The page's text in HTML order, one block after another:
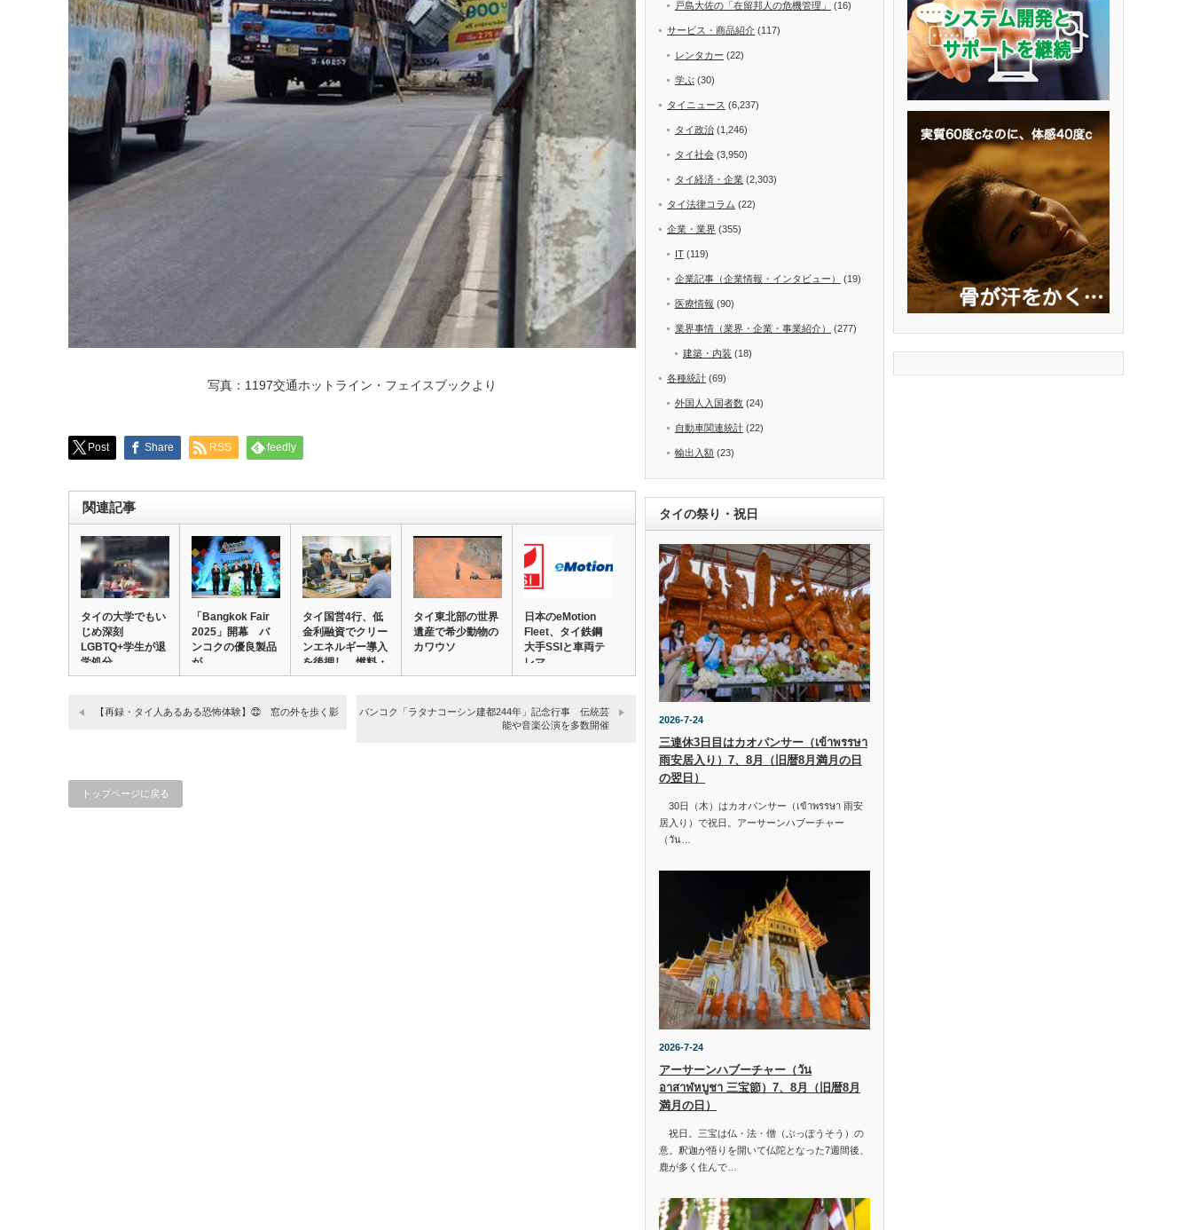
写真：1197交通ホットライン・フェイスブックより
Post Share RSS feedly
関連記事
タイの大学でもい
じめ深刻
LGBTQ+学生が退
学処分
「Bangkok Fair
2025」開幕 バ
ンコクの優良製品
が…
タイ国営4行、低
金利融資でクリー
ンエネルギー導入
を後押し 燃料・
…
タイ東北部の世界
遺産で希少動物の
カワウソ
日本のeMotion
Fleet、タイ鉄鋼
大手SSIと車両テ
レマ…
【再録・タイ人あるある恐怖体験】㉒ 窓の外を歩く影
バンコク「ラタナコーシン建都244年」記念行事 伝統芸
能や音楽公演を多数開催
トップページに戻る
戸島大佐の「在留邦人の危機管理」 (16)
サービス・商品紹介 (117)
レンタカー (22)
学ぶ (30)
タイニュース (6,237)
タイ政治 (1,246)
タイ社会 (3,950)
タイ経済・企業 (2,303)
タイ法律コラム (22)
企業・業界 (355)
IT (119)
企業記事（企業情報・インタビュー） (19)
医療情報 (90)
業界事情（業界・企業・事業紹介） (277)
建築・内装 (18)
各種統計 (69)
外国人入国者数 (24)
自動車関連統計 (22)
輸出入額 (23)
タイの祭り・祝日
2026-7-24
三連休3日目はカオパンサー（เข้าพรรษา
雨安居入り）7、8月（旧暦8月満月の日
の翌日）
30日（木）はカオパンサー（เข้าพรรษา 雨安
居入り）で祝日。アーサーンハブーチャー
（วัน…
2026-7-24
アーサーンハブーチャー（วัน
อาสาฬหบูชา 三宝節）7、8月（旧暦8月
満月の日）
祝日。三宝は仏・法・僧（ぶっぽうそう）の
意。釈迦が悟りを開いて仏陀となった7週間後、
鹿が多く住んで…